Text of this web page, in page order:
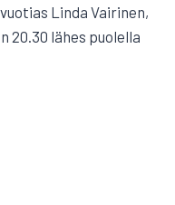
Linda Vairinen,
20.30 lähes puolella